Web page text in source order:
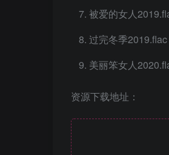
被爱的女人
过完冬季2019.flac
美丽笨女人
资源下载地址：